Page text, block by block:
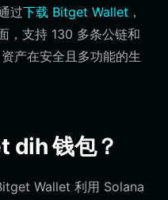
过下载 Bitget Wallet ，
，支持 130 多条公链和
产在安全且多功能的生
dih 钱包？
Wallet 利用 Solana